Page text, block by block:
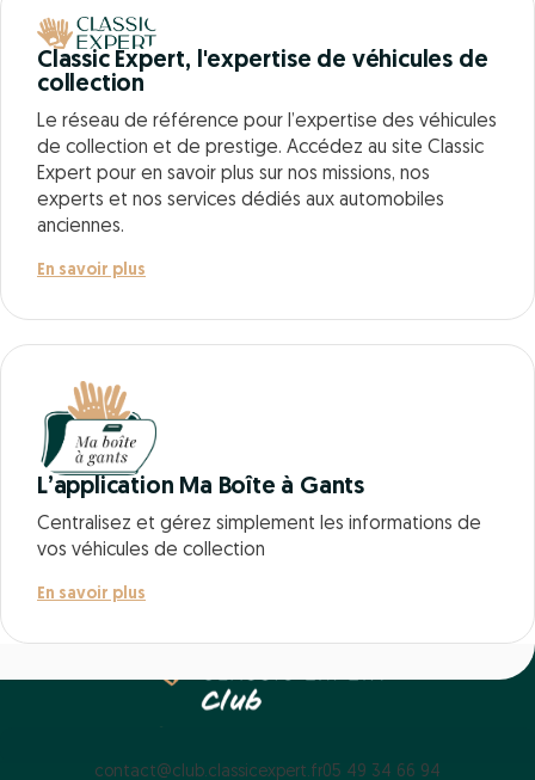
Classic Expert, l'expertise de véhicules de
collection
Le réseau de référence pour l’expertise des véhicules
de collection et de prestige. Accédez au site Classic
Expert pour en savoir plus sur nos missions, nos
experts et nos services dédiés aux automobiles
anciennes.
En savoir plus
L’application Ma Boîte à Gants
Centralisez et gérez simplement les informations de
vos véhicules de collection
En savoir plus
contact@club.classicexpert.fr05 49 34 66 94